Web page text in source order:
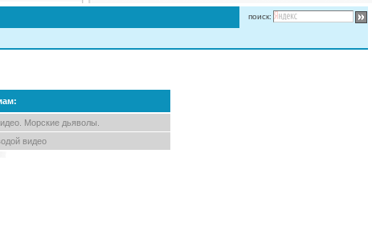
поиск:
Морские дьяволы.
видео